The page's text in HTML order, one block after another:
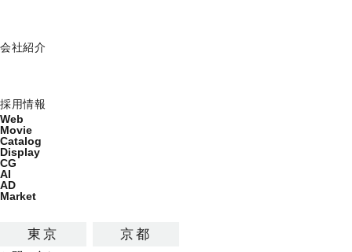
会社紹介
採用情報
Web
Movie
Catalog
Display
CG
AI
AD
Market
東京 京都
説明会終了と第二回会社説明会のご案
去る、2月26日（火）履歴書選考の結果、